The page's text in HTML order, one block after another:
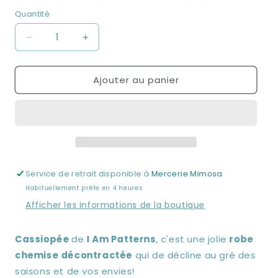
Quantité
Réduire
la
quantité
Robe
Patterns
Augmenter
la
quantité
de
Robe
Patterns
Ajouter au panier
Service de retrait disponible à Mercerie Mimosa
Habituellement prête en 4 heures
Afficher les informations de la boutique
Cassiopéede I Am Patterns, c'est une jolie robe
chemise décontractée qui de décline au gré des
saisons et de vos envies!